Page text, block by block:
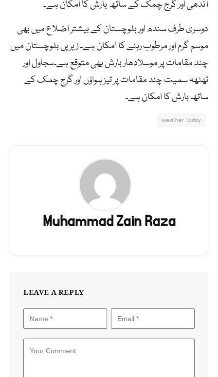
آندھی اور گرج چمک کے ساتھ بارش کا امکان ہے۔
دوسری طرف سندھ اور بلوچستان کے بیشتر اضلاع میں بھی
موسم گرم اور مرطوب رہنے کا امکان ہے۔ زیریں بلوچستان میں
چند مقامات پر موسلادھار بارش بھی متوقع ہے۔سجاول اور
ٹھٹھہ سمیت چند مقامات پر تیز ہواؤں اور گرج چمک کے
ساتھ بارش کا امکان ہے۔
weather today
Muhammad Zain Raza
LEAVE A REPLY